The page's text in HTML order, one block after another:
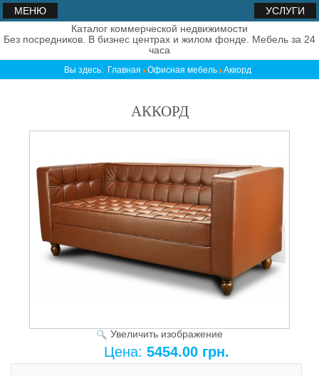
МЕНЮ
УСЛУГИ
Каталог коммерческой недвижимости
Без посредников. В бизнес центрах и жилом фонде. Мебель за 24
часа
Вы здесь: Главная Офисная мебель Аккорд
АККОРД
Увеличить изображение
Цена: 5454.00 грн.